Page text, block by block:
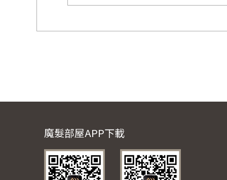
魔髮部屋APP下載